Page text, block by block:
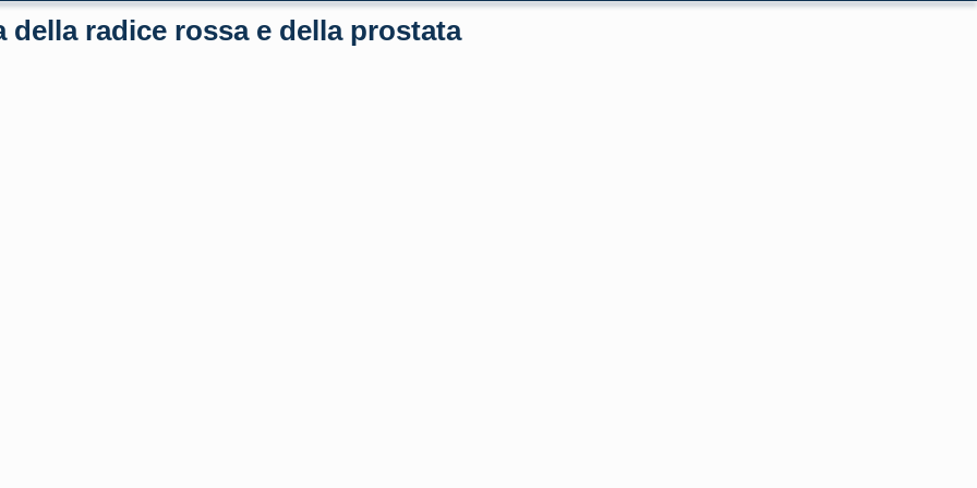
della radice rossa e della prostata